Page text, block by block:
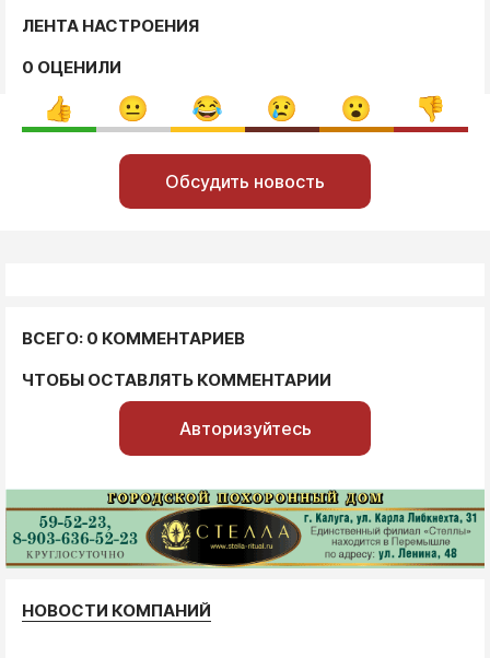
ЛЕНТА НАСТРОЕНИЯ
0 ОЦЕНИЛИ
Обсудить новость
ВСЕГО: 0 КОММЕНТАРИЕВ
ЧТОБЫ ОСТАВЛЯТЬ КОММЕНТАРИИ
Авторизуйтесь
НОВОСТИ КОМПАНИЙ